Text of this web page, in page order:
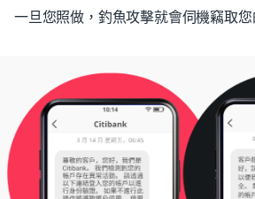
一旦您照做，釣魚攻擊就會伺機竊取您